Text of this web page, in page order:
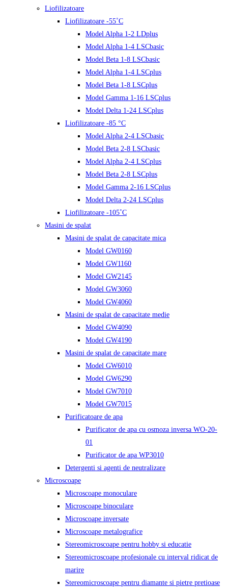
Liofilizatoare
Liofilizatoare -55˚C
Model Alpha 1-2 LDplus
Model Alpha 1-4 LSCbasic
Model Beta 1-8 LSCbasic
Model Alpha 1-4 LSCplus
Model Beta 1-8 LSCplus
Model Gamma 1-16 LSCplus
Model Delta 1-24 LSCplus
Liofilizatoare -85 °C
Model Alpha 2-4 LSCbasic
Model Beta 2-8 LSCbasic
Model Alpha 2-4 LSCplus
Model Beta 2-8 LSCplus
Model Gamma 2-16 LSCplus
Model Delta 2-24 LSCplus
Liofilizatoare -105˚C
Masini de spalat
Masini de spalat de capacitate mica
Model GW0160
Model GW1160
Model GW2145
Model GW3060
Model GW4060
Masini de spalat de capacitate medie
Model GW4090
Model GW4190
Masini de spalat de capacitate mare
Model GW6010
Model GW6290
Model GW7010
Model GW7015
Purificatoare de apa
Purificator de apa cu osmoza inversa WO-20-
01
Purificator de apa WP3010
Detergenti si agenti de neutralizare
Microscoape
Microscoape monoculare
Microscoape binoculare
Microscoape inversate
Microscoape metalografice
Stereomicroscoape pentru hobby si educatie
Stereomicroscoape profesionale cu interval ridicat de
marire
Stereomicroscoape pentru diamante si pietre pretioase